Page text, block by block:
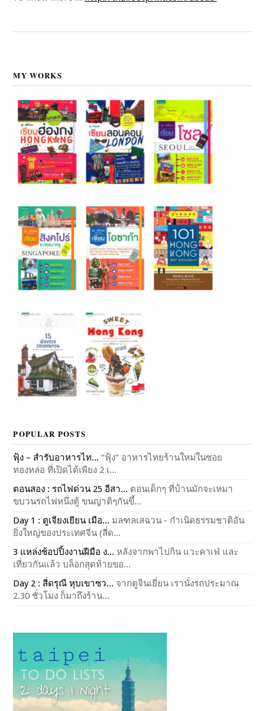
MY WORKS
POPULAR POSTS
ฟุ้ง – สำรับอาหารไท... “ฟุ้ง” อาหารไทยร้านใหม่ในซอย
ทองหล่อ ที่เปิดได้เพียง 2 เ...
ตอนสอง : รถไฟด่วน 25 อีสา... ตอนเด็กๆ ที่บ้านมักจะเหมา
ขบวนรถไฟหนึ่งตู้ ขนญาติๆกันขึ้...
Day 1 : ตูเจียงเยียน เมือ... มลฑลเสฉวน - กำเนิดธรรมชาติอัน
ยิ่งใหญ่ของประเทศจีน (สี่ด...
3 แหล่งช้อปปิ้งงานฝีมือ ง... หลังจากพาไปกิน แวะคาเฟ่ และ
เที่ยวกันแล้ว บล็อกสุดท้ายขอ...
Day 2 : สี่ดรุณี หุบเขาซว... จากตูจินเยี่ยน เรานั่งรถประมาณ
2.30 ชั่วโมง ก็มาถึงร้าน...